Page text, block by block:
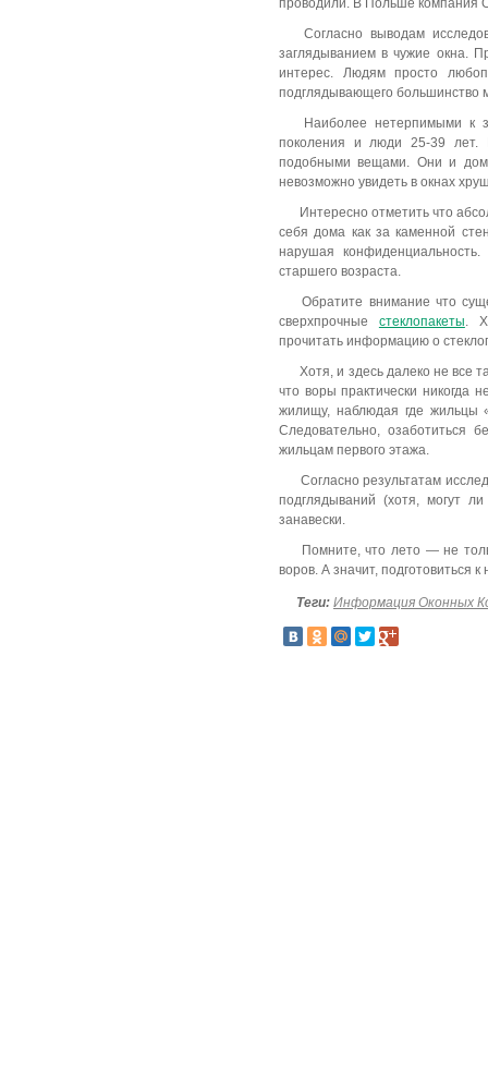
Согласно выводам
заглядыванием в чужие окна.
интерес. Людям просто
подглядывающего большинство
Наиболее нетерпимыми к
поколения и люди 25-39 лет.
подобными вещами. Они и
невозможно увидеть в окнах
Интересно отметить что
себя дома как за каменной
нарушая
старшего возраста.
Обратите внимание что
сверхпрочные стеклопакеты .
прочитать информацию о
Хотя, и здесь далеко не все
что воры практически никогда
жилищу, наблюдая где жильцы
Следовательно, озаботиться
жильцам первого этажа.
Согласно результатам
подглядываний (хотя, могут
занавески.
Помните, что лето — не
воров. А значит, подготовиться
Теги: Информация Оконных